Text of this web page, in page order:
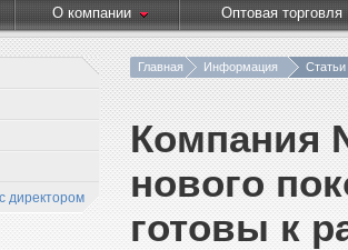
О компании Оптовая торговля
директором
Главная Информация Статьи
Компания
нового
готовы к